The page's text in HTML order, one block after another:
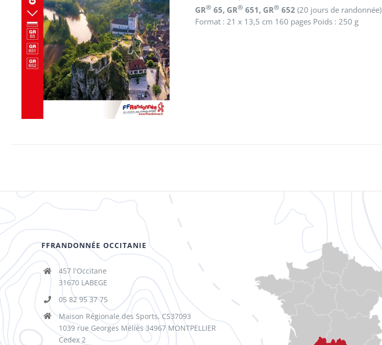
AJOUTER AU PANIER / DÉTAILS
GR® 65, GR® 651, GR® 652(20 jours de randonnée)
Format : 21 x 13,5 cm 160 pages Poids : 250 g
FFRANDONNÉE OCCITANIE
457 l'Occitane
31670 LABEGE
05 82 95 37 75
Maison Régionale des Sports, CS37093
1039 rue Georges Méliès 34967 MONTPELLIER
Cedex 2